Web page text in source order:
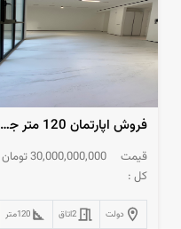
فروش اپارتمان 120 متر جهانتاب
قیمت
کل :
30,000,000,000تومان
دولت 2اتاق 120متر